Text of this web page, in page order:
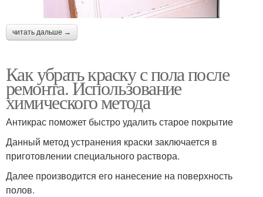
читать дальше →
Как убрать краску с пола после
ремонта. Использование
химического метода
Антикрас поможет быстро удалить старое покрытие
Данный метод устранения краски заключается в
приготовлении специального раствора.
Далее производится его нанесение на поверхность
полов.